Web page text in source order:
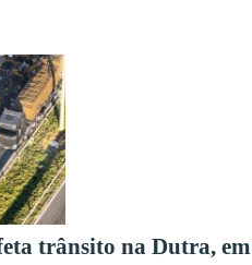
trânsito na Dutra, em